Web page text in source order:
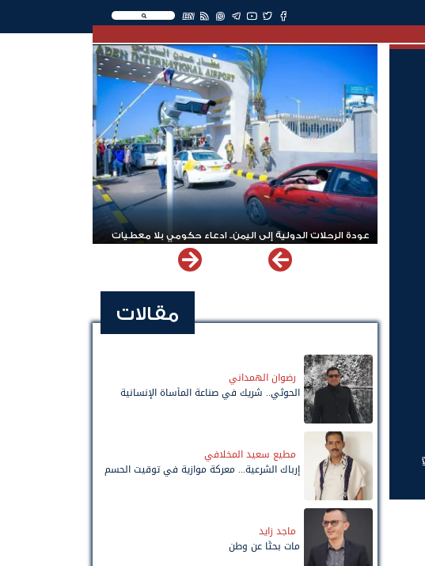
EN
اشترك الآن في قناة الواتساب لـ نيوزيمن
الدولية إلى اليمن.. ادعاء حكومي بلا معطيات
مقالات
رضوان الهمداني
الحوثي.. شريك في صناعة المأساة الإنسانية
مطيع سعيد المخلافي
إرباك الشرعية... معركة موازية في توقيت الحسم
ماجد زايد
مات بحثًا عن وطن